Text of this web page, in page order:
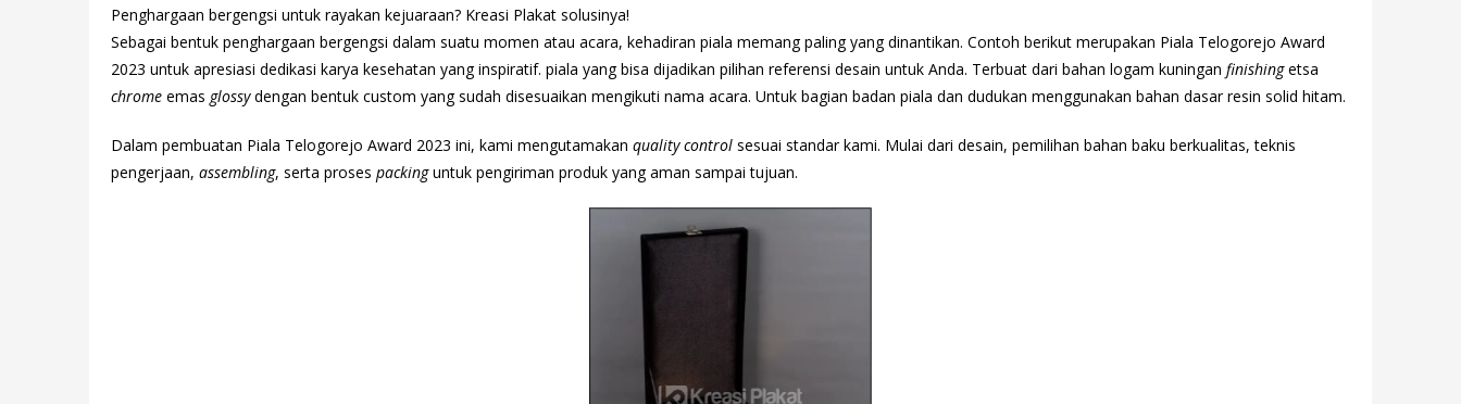
Penghargaan bergengsi untuk rayakan kejuaraan? Kreasi Plakat solusinya!
Sebagai bentuk penghargaan bergengsi dalam suatu momen atau acara, kehadiran piala memang paling yang dinantikan. Contoh berikut merupakan Piala Telogorejo Award
2023 untuk apresiasi dedikasi karya kesehatan yang inspiratif. piala yang bisa dijadikan pilihan referensi desain untuk Anda. Terbuat dari bahan logam kuningan finishingetsa
chrome emas glossydengan bentuk custom yang sudah disesuaikan mengikuti nama acara. Untuk bagian badan piala dan dudukan menggunakan bahan dasar resin solid hitam.
Dalam pembuatan Piala Telogorejo Award 2023 ini, kami mengutamakan quality control sesuai standar kami. Mulai dari desain, pemilihan bahan baku berkualitas, teknis
pengerjaan, assembling, serta proses packinguntuk pengiriman produk yang aman sampai tujuan.